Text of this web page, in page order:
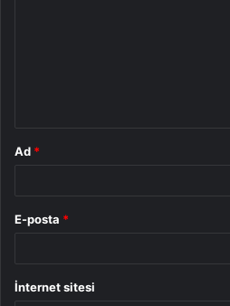
Ad *
E-posta *
İnternet sitesi